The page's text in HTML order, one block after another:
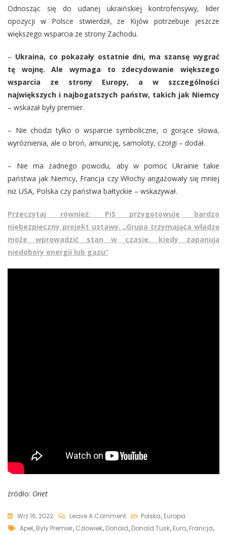
Odnosząc się do udanej ukraińskiej kontrofensywy, lider
opozycji w Polsce stwierdził, że Kijów potrzebuje jeszcze
większego wsparcia ze strony Zachodu.
– Ukraina, co pokazały ostatnie dni, ma szansę wygrać
tę wojnę. Ale wymaga to zdecydowanie większego
wsparcia ze strony Europy, a w szczególności
największych i najbogatszych państw, takich jak Niemcy
– wskazał były premier.
– Nie chodzi tylko o wsparcie symboliczne, o gorące słowa,
wyróżnienia, ale o broń, amunicję, samoloty, czołgi – dodał.
– Nie ma żadnego powodu, aby w pomoc Ukrainie takie
państwa jak Niemcy, Francja czy Włochy angażowały się mniej
niż USA, Polska czy państwa bałtyckie – wskazywał.
Przeczytaj również: PiS przygotowuje bardzo
niebezpieczny projekt ustawy. „Grupa trzymająca władzę
może wprowadzić stan w czasie, kiedy zapanują
niedobory energii lub gazu”
źródło: Onet
Wrz 16, 2022 Leave A CommentOn
Donald
Polska, Europa
Tags
Apel, Były Premier, Człowiek, Donald, Donald Tusk, Euro, Francja,